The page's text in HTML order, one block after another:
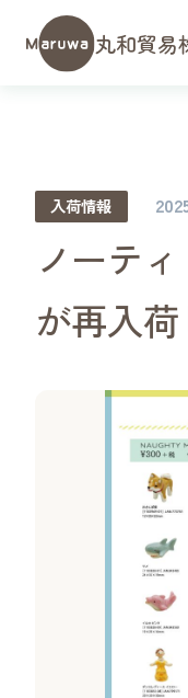
丸和貿易
会社概要／ア
ご挨拶・理念
入荷情報
ノーテ
が再入荷